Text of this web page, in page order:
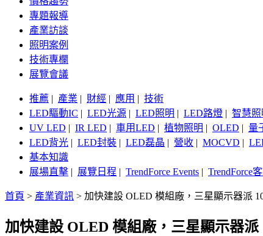
專題報導
產業訪談
照明案例
技術專欄
展覽會議
推薦 | 產業 | 財經 | 應用 | 技術
LED驅動IC | LED光源 | LED照明 | LED路燈 | 智慧照
UV LED | IR LED | 車用LED | 植物照明 | OLED | 量
LED背光 | LED封裝 | LED磊晶 | 營收 | MOCVD |
基本知識
展場直擊 | 展覽日程 | TrendForce Events | TrendForce
首頁 > 產業資訊 > 加快建設 OLED 模組廠，三星顯示器派
加快建設 OLED 模組廠，三星顯示器派